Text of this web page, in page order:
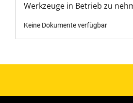
Werkzeuge in Betrieb zu
Keine Dokumente verfügbar